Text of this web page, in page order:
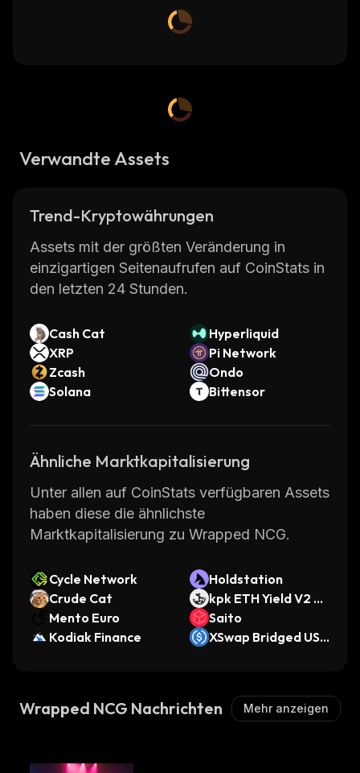
Verwandte Assets
Trend-Kryptowährungen
Assets mit der größten Veränderung in
einzigartigen Seitenaufrufen auf CoinStats in
den letzten 24 Stunden.
Cash Cat
Hyperliquid
XRP
Pi Network
Zcash
Ondo
Solana
Bittensor
Ähnliche Marktkapitalisierung
Unter allen auf CoinStats verfügbaren Assets
haben diese die ähnlichste
Marktkapitalisierung zu Wrapped NCG.
Cycle Network
Holdstation
Crude Cat
kpk ETH Yield V2 M
orpho Vault (Ether
eum)
Mento Euro
Saito
Kodiak Finance
XSwap Bridged USD
Wrapped NCG Nachrichten Mehr anzeigen